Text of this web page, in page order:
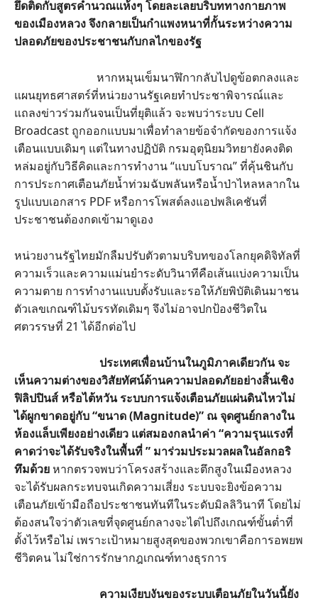
ยึดติดกับสูตรคำนวณแห้งๆ โดยละเลยบริบททางกายภาพ
ของเมืองหลวง จึงกลายเป็นกำแพงหนาที่กั้นระหว่างความ
ปลอดภัยของประชาชนกับกลไกของรัฐ
หากหมุนเข็มนาฬิกากลับไปดูข้อตกลงและ
แผนยุทธศาสตร์ที่หน่วยงานรัฐเคยทำประชาพิจารณ์และ
แถลงข่าวร่วมกันจนเป็นที่ยุติแล้ว จะพบว่าระบบ Cell
Broadcast ถูกออกแบบมาเพื่อทำลายข้อจำกัดของการแจ้ง
เตือนแบบเดิมๆ แต่ในทางปฏิบัติ กรมอุตุนิยมวิทยายังคงติด
หล่มอยู่กับวิธีคิดและการทำงาน “แบบโบราณ” ที่คุ้นชินกับ
การประกาศเตือนภัยน้ำท่วมฉับพลันหรือน้ำป่าไหลหลากใน
รูปแบบเอกสาร PDF หรือการโพสต์ลงแอปพลิเคชันที่
ประชาชนต้องกดเข้ามาดูเอง
หน่วยงานรัฐไทยมักลืมปรับตัวตามบริบทของโลกยุคดิจิทัลที่
ความเร็วและความแม่นยำระดับวินาทีคือเส้นแบ่งความเป็น
ความตาย การทำงานแบบตั้งรับและรอให้ภัยพิบัติเดินมาชน
ตัวเลขเกณฑ์ไม้บรรทัดเดิมๆ จึงไม่อาจปกป้องชีวิตใน
ศตวรรษที่ 21 ได้อีกต่อไป
ประเทศเพื่อนบ้านในภูมิภาคเดียวกัน จะ
เห็นความต่างของวิสัยทัศน์ด้านความปลอดภัยอย่างสิ้นเชิง
ฟิลิปปินส์ หรือไต้หวัน ระบบการแจ้งเตือนภัยแผ่นดินไหวไม่
ได้ผูกขาดอยู่กับ “ขนาด (Magnitude)” ณ จุดศูนย์กลางใน
ห้องแล็บเพียงอย่างเดียว แต่สมองกลนำค่า “ความรุนแรงที่
คาดว่าจะได้รับจริงในพื้นที่ ” มาร่วมประมวลผลในอัลกอริ
ทึมด้วยหากตรวจพบว่าโครงสร้างและตึกสูงในเมืองหลวง
จะได้รับผลกระทบจนเกิดความเสี่ยง ระบบจะยิงข้อความ
เตือนภัยเข้ามือถือประชาชนทันทีในระดับมิลลิวินาที โดยไม่
ต้องสนใจว่าตัวเลขที่จุดศูนย์กลางจะไต่ไปถึงเกณฑ์ขั้นต่ำที่
ตั้งไว้หรือไม่ เพราะเป้าหมายสูงสุดของพวกเขาคือการอพยพ
ชีวิตคน ไม่ใช่การรักษากฎเกณฑ์ทางธุรการ
ความเงียบงันของระบบเตือนภัยในวันนี้ยัง